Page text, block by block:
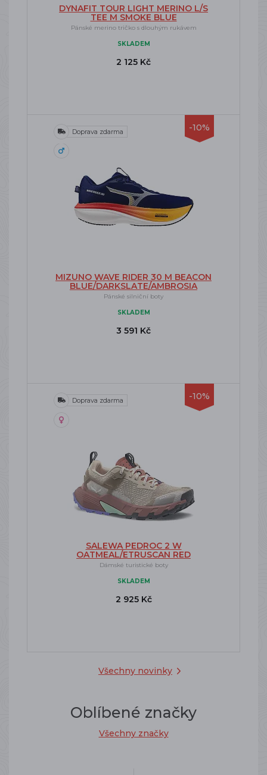
Všechny novinky
DYNAFIT TOUR LIGHT MERINO L/S
TEE M SMOKE BLUE
Pánské merino tričko s dlouhým rukávem
SKLADEM
2 125 Kč
-10%
Doprava zdarma
MIZUNO WAVE RIDER 30 M BEACON
BLUE/DARKSLATE/AMBROSIA
Pánské silniční boty
SKLADEM
3 591 Kč
-10%
Doprava zdarma
SALEWA PEDROC 2 W
OATMEAL/ETRUSCAN RED
Dámské turistické boty
SKLADEM
2 925 Kč
Oblíbené značky
Všechny značky